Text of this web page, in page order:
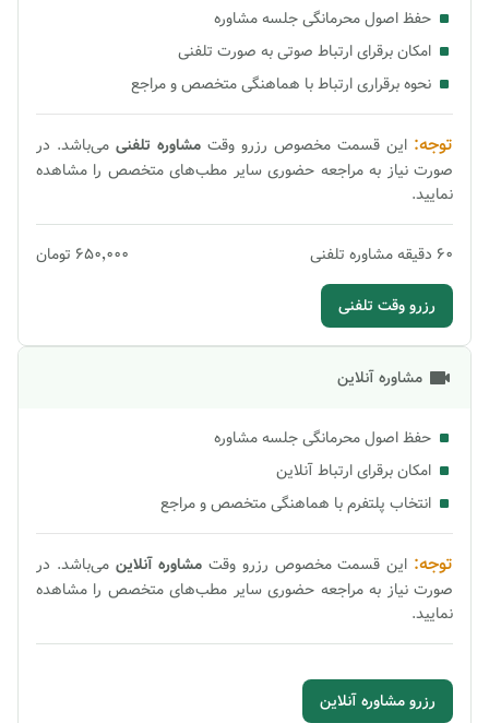
حفظ اصول محرمانگی جلسه مشاوره
امکان برقرای ارتباط صوتی به صورت تلفنی
نحوه برقراری ارتباط با هماهنگی متخصص و مراجع
توجه: این قسمت مخصوص رزرو وقت مشاوره تلفنی می‌باشد. در
صورت نیاز به مراجعه حضوری سایر مطب‌های متخصص را مشاهده
نمایید.
60 دقیقهمشاوره تلفنی ۶۵۰٬۰۰۰ تومان
رزرو وقت تلفنی
مشاوره آنلاین
حفظ اصول محرمانگی جلسه مشاوره
امکان برقرای ارتباط آنلاین
انتخاب پلتفرم با هماهنگی متخصص و مراجع
توجه: این قسمت مخصوص رزرو وقت مشاورهآنلاین می‌باشد. در
صورت نیاز به مراجعه حضوری سایر مطب‌های متخصص را مشاهده
نمایید.
رزرو مشاوره آنلاین